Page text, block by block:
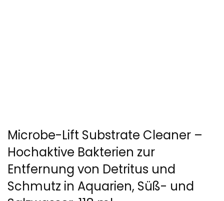
Microbe-Lift Substrate Cleaner –
Hochaktive Bakterien zur
Entfernung von Detritus und
Schmutz in Aquarien, Süß- und